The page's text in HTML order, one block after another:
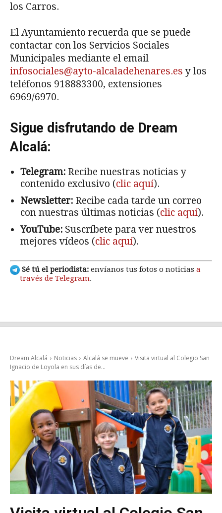
los Carros.
El Ayuntamiento recuerda que se puede
contactar con los Servicios Sociales
Municipales mediante el email
infosociales@ayto-alcaladehenares.es y los
teléfonos 918883300, extensiones
6969/6970.
Sigue disfrutando de Dream
Alcalá:
Telegram: Recibe nuestras noticias y
contenido exclusivo (clic aquí).
Newsletter: Recibe cada tarde un correo
con nuestras últimas noticias (clic aquí).
YouTube: Suscríbete para ver nuestros
mejores vídeos (clic aquí).
Sé tú el periodista: envíanos tus fotos o noticias a
través de Telegram.